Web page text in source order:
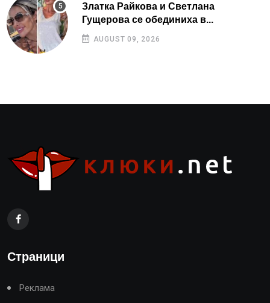
Златка Райкова и Светлана
Гущерова се обединиха в...
AUGUST 09, 2026
Страници
Реклама